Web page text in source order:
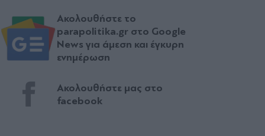
Ακολουθήστε το
parapolitika.gr στο Google
News για άμεση και έγκυρη
ενημέρωση
Ακολουθήστε μας στο
facebook